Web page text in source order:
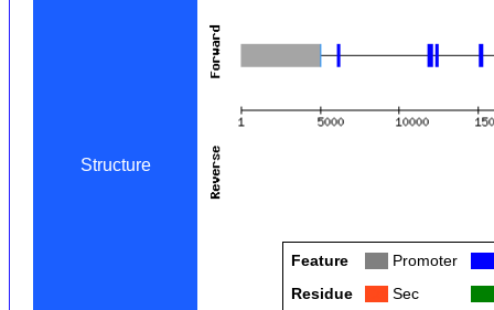
Structure
Feature Promoter
Residue
Sec